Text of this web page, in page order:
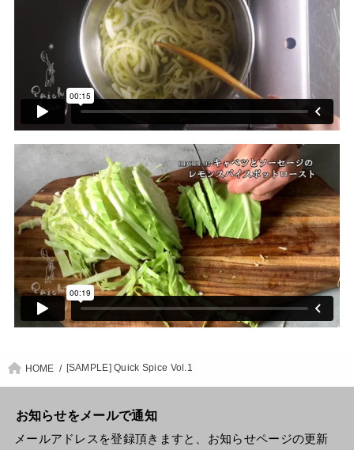
HOME [SAMPLE] Quick Spice Vol.1
お知らせをメールで通知
メールアドレスを登録頂きますと、お知らせページの更新